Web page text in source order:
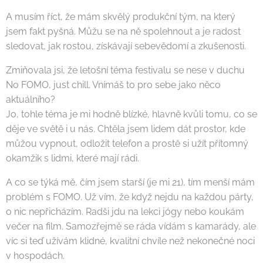
A musím říct, že mám skvělý produkční tým, na který
jsem fakt pyšná. Můžu se na ně spolehnout a je radost
sledovat, jak rostou, získávají sebevědomí a zkušenosti.
Zmiňovala jsi, že letošní téma festivalu se nese v duchu
No FOMO, just chill. Vnímáš to pro sebe jako něco
aktuálního?
Jo, tohle téma je mi hodně blízké, hlavně kvůli tomu, co se
děje ve světě i u nás. Chtěla jsem lidem dát prostor, kde
můžou vypnout, odložit telefon a prostě si užít přítomný
okamžik s lidmi, které mají rádi.
A co se týká mě, čím jsem starší (je mi 21), tím menší mám
problém s FOMO. Už vím, že když nejdu na každou párty,
o nic nepřicházím. Radši jdu na lekci jógy nebo koukám
večer na film. Samozřejmě se ráda vídám s kamarády, ale
víc si teď užívám klidné, kvalitní chvíle než nekonečné noci
v hospodách.